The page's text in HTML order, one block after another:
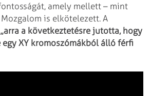
amely mellett – mint
is elkötelezett. A
„arra a következtetésre jutotta, hogy
XY kromoszómákból álló férfi